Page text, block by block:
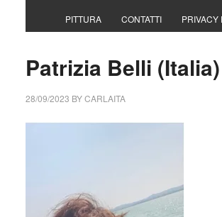
PITTURA CONTATTI PRIVACY
Patrizia Belli (Italia)
28/09/2023 BYCARLAITA